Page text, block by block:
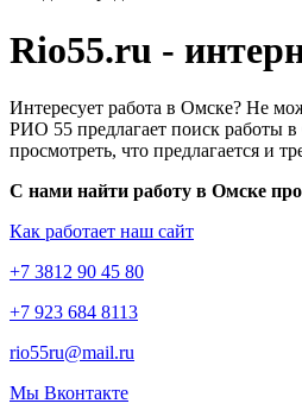
Rio55.ru -
Интересует работа в Омске? Не
РИО 55 предлагает поиск работы
просмотреть, что предлагается и
С нами найти работу в Омске
Как работает наш сайт
+7 3812 90 45 80
+7 923 684 8113
rio55ru@mail.ru
Мы Вконтакте